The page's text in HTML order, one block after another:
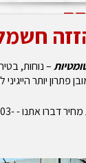
03-
– נוחות,
פתרון יותר
לייעוץ והצעת מחיר דברו אתנו - 03-